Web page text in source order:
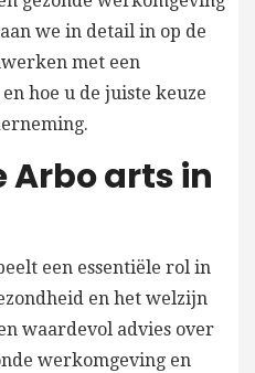
we in detail in op de
met een
hoe u de juiste keuze
Arbo arts in
een essentiële rol in
en het welzijn
waardevol advies over
werkomgeving en